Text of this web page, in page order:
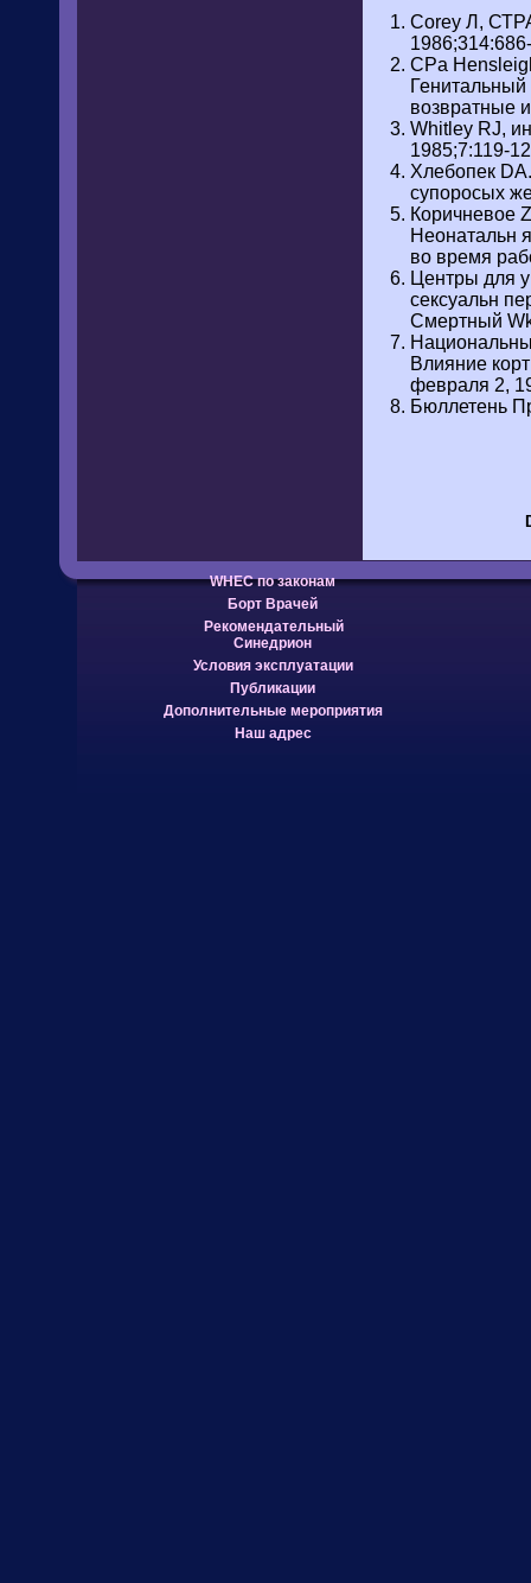
Corey Л,
CPa
возвратные
Whitley RJ,
1985;7:119-
Хлебопек
супоросых
Коричневое
Неонатальн
во время
Центры для
сексуальн
Смертный
Влияние
февраля 2,
Бюллетень
WHEC по законам
Борт Врачей
Рекомендательный
Синедрион
Условия эксплуатации
Публикации
Дополнительные мероприятия
Наш адрес